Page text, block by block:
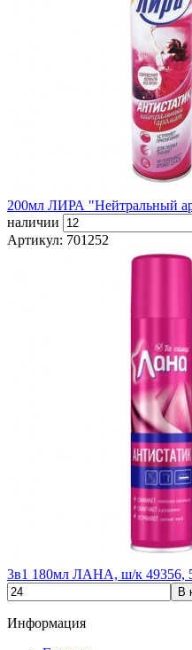
200мл ЛИРА "Нейтральный
наличии
Артикул: 701252
3в1 180мл ЛАНА, ш/к 49356,
В
Информация